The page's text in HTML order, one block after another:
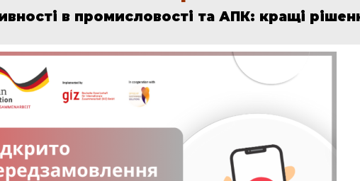
в промисловості та АПК: кращі